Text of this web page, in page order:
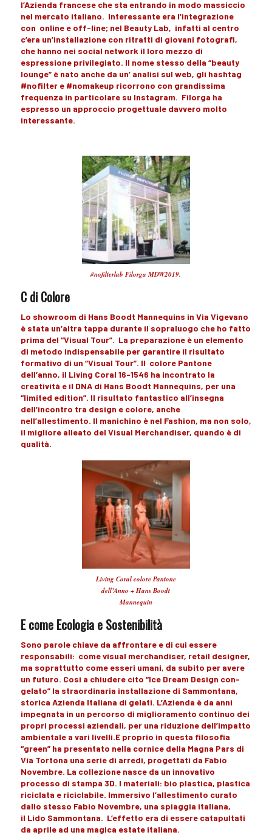
l’Azienda francese che sta entrando in modo massiccio
nel mercato italiano. Interessanteera l’integrazione
con online e off-line; nel Beauty Lab, infatti al centro
c’era un’installazionecon ritratti di giovani fotografi,
che hanno nei social network il loro mezzo di
espressione privilegiato. Il nome stesso della “beauty
lounge”è nato anche da un’ analisi sul web, gli hashtag
#nofilter e #nomakeup ricorrono con grandissima
frequenza in particolare su Instagram. Filorga ha
espresso un approccio progettuale davvero molto
interessante.
#nofilterlab Filorga MDW2019.
C di Colore
Lo showroom di Hans Boodt Mannequins in Via Vigevano
è stata un’altra tappa durante il sopraluogo che ho fatto
prima del “Visual Tour”. La preparazioneè un elemento
di metodo indispensabileper garantire il risultato
formativo di un “Visual Tour”. Il colore Pantone
dell’anno, il Living Coral 16-1546 ha incontrato la
creatività e il DNA di Hans Boodt Mannequins, per una
“limited edition”. Il risultato fantastico all’insegna
dell’incontro tra design e colore, anche
nell’allestimento. Il manichino è nel Fashion, ma non solo,
il migliore alleato del Visual Merchandiser, quando è di
qualità.
Living Coral colore Pantone
dell’Anno + Hans Boodt
Mannequin
E come Ecologia e Sostenibilità
Sono parole chiaveda affrontare e di cui essere
responsabili: comevisual merchandiser, retail designer,
ma soprattutto come esseri umani, da subito per avere
un futuro. Cosi a chiudere cito “Ice Dream Design con-
gelato”la straordinaria installazionedi Sammontana,
storica Azienda Italiana di gelati. L’Azienda è da anni
impegnata in un percorso di miglioramento continuo dei
propri processi aziendali, per una riduzione dell’impatto
ambientale a vari livelli.E proprio in questa filosofia
“green”ha presentato nella cornice della Magna Pars di
Via Tortona una serie di arredi, progettati da Fabio
Novembre. La collezione nasce da un innovativo
processo di stampa 3D. I materiali: bio plastica, plastica
riciclata e riciclabile. Immersivo l’allestimento curato
dallo stesso Fabio Novembre, una spiaggia italiana,
il Lido Sammontana. L’effetto era di essere catapultati
da aprile ad una magica estate italiana.